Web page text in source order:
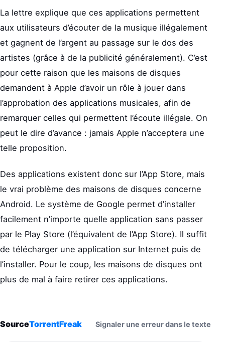
La lettre explique que ces applications permettent
aux utilisateurs d’écouter de la musique illégalement
et gagnent de l’argent au passage sur le dos des
artistes (grâce à de la publicité généralement). C’est
pour cette raison que les maisons de disques
demandent à Apple d’avoir un rôle à jouer dans
l’approbation des applications musicales, afin de
remarquer celles qui permettent l’écoute illégale. On
peut le dire d’avance : jamais Apple n’acceptera une
telle proposition.
Des applications existent donc sur l’App Store, mais
le vrai problème des maisons de disques concerne
Android. Le système de Google permet d’installer
facilement n’importe quelle application sans passer
par le Play Store (l’équivalent de l’App Store). Il suffit
de télécharger une application sur Internet puis de
l’installer. Pour le coup, les maisons de disques ont
plus de mal à faire retirer ces applications.
SourceTorrentFreak Signaler une erreur dans le texte